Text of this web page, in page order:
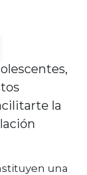
la
una